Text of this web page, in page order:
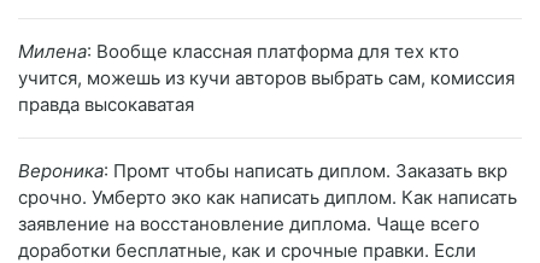
Милена: Вообще классная платформа для тех кто
учится, можешь из кучи авторов выбрать сам, комиссия
правда высокаватая
Вероника: Промт чтобы написать диплом. Заказать вкр
срочно. Умберто эко как написать диплом. Как написать
заявление на восстановление диплома. Чаще всего
доработки бесплатные, как и срочные правки. Если